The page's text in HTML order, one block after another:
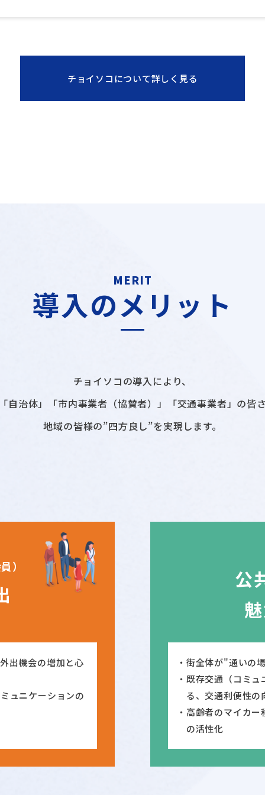
チョイソコについて詳しく見る
MERIT
導入のメリット
チョイソコの導入により、
自治体」「市内事業者（協賛者）」「交通事業者」の皆
地域の皆様の”四方良し”を実現します。
）
出機会の増加と心
ュニケーションの
公
街全体が"通いの
既存交通（コミュ
る、交通利便性
高齢者のマイカ
の活性化